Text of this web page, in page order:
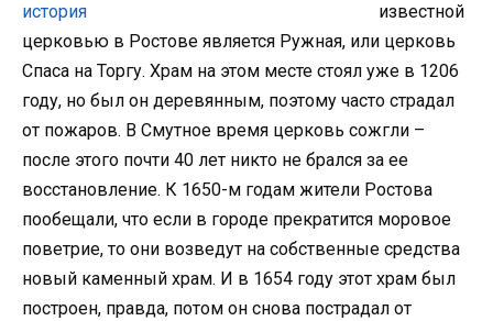
известной
церковью в Ростове является Ружная, или церковь
Спаса на Торгу. Храм на этом месте стоял уже в 1206
году, но был он деревянным, поэтому часто страдал
от пожаров. В Смутное время церковь сожгли –
после этого почти 40 лет никто не брался за ее
восстановление. К 1650-м годам жители Ростова
пообещали, что если в городе прекратится моровое
поветрие, то они возведут на собственные средства
новый каменный храм. И в 1654 году этот храм был
построен, правда, потом он снова пострадал от